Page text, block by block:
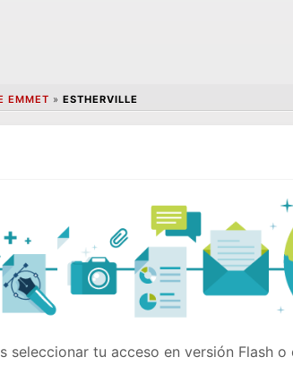
EMMET » ESTHERVILLE
seleccionar tu acceso en versión Flash